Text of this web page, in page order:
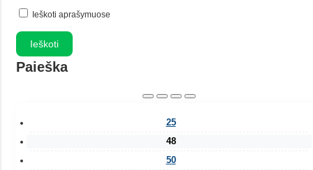
Ieškoti aprašymuose
Paieška
25
48
50